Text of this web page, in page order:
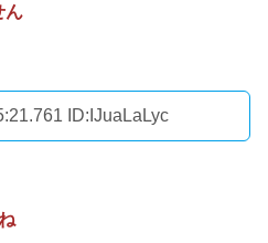
ん
ID:IJuaLaLyc